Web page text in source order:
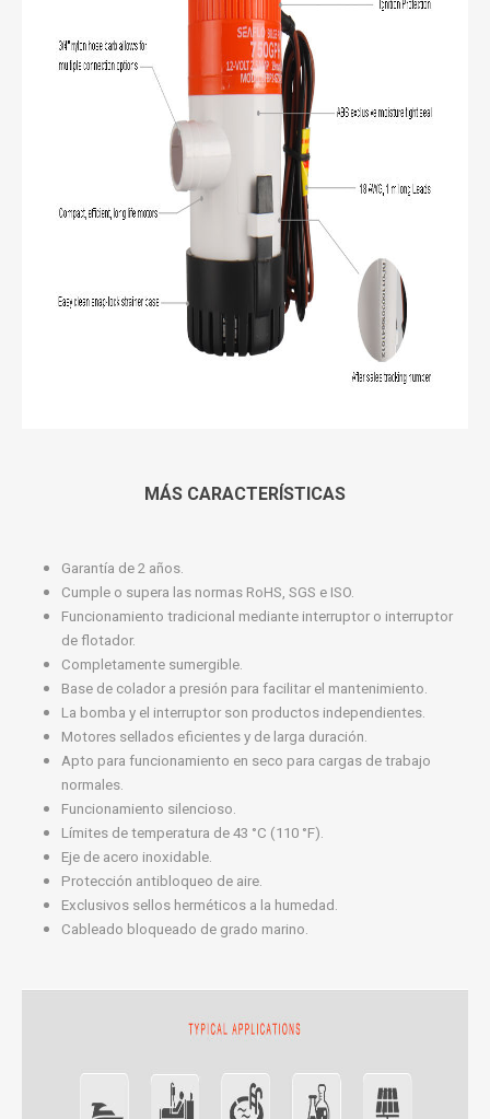
MÁS CARACTERÍSTICAS
Garantía de 2 años.
Cumple o supera las normas RoHS, SGS e ISO.
Funcionamiento tradicional mediante interruptor o interruptor
de flotador.
Completamente sumergible.
Base de colador a presión para facilitar el mantenimiento.
La bomba y el interruptor son productos independientes.
Motores sellados eficientes y de larga duración.
Apto para funcionamiento en seco para cargas de trabajo
normales.
Funcionamiento silencioso.
Límites de temperatura de 43 °C (110 °F).
Eje de acero inoxidable.
Protección antibloqueo de aire.
Exclusivos sellos herméticos a la humedad.
Cableado bloqueado de grado marino.